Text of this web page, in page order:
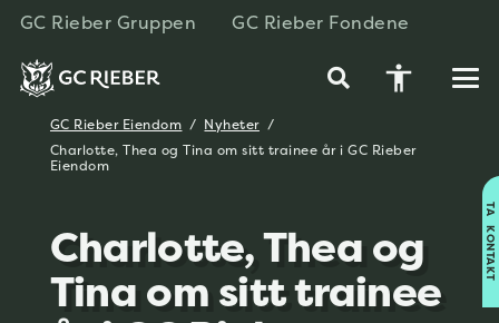
GC Rieber Gruppen GC Rieber Fondene
accessibility
GC Rieber Eiendom / Nyheter /
Charlotte, Thea og Tina om sitt trainee år i GC Rieber
Eiendom
Charlotte, Thea og
Tina om sitt trainee
TA KONTAKT